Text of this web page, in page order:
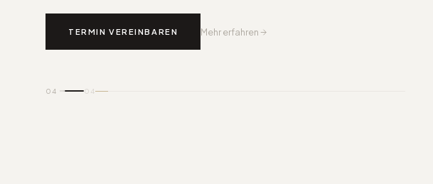
TERMIN VEREINBAREN Mehr erfahren
04 04